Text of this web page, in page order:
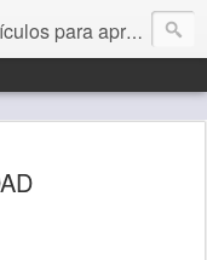
a vivir mejor, un día a la vez. Por Juan C Quintero